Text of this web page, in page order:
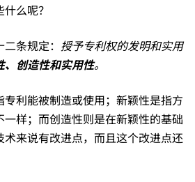
么呢？
条规定： 授予专利权的发明和实用
、创造性和实用性。
利能被制造或使用；新颖性是指方
样；而创造性则是在新颖性的基础
术来说有改进点，而且这个改进点还